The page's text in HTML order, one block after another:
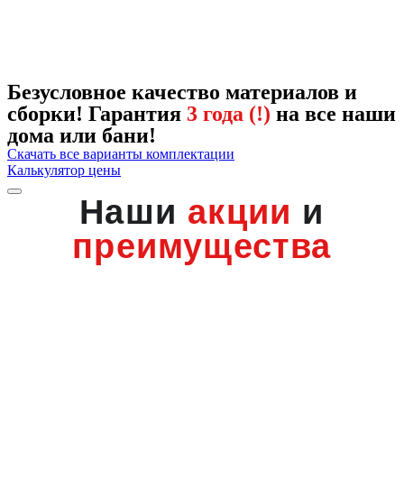
Безусловное качество материалов и
сборки! Гарантия 3 года (!) на все наши
дома или бани!
Скачать все варианты комплектации
Калькулятор цены
Наши акции и
преимущества